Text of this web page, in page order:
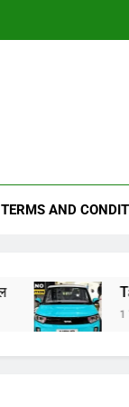
TERMS AND
Tata Nano EV
1 Year Ago